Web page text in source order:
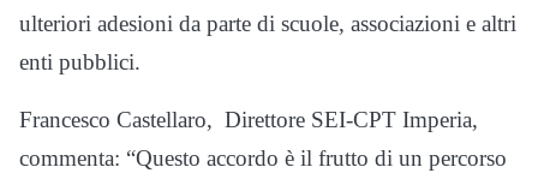
ulteriori adesioni da parte di scuole, associazioni e altri
enti pubblici.
Francesco Castellaro, Direttore SEI-CPT Imperia,
commenta: “Questo accordo è il frutto di un percorso